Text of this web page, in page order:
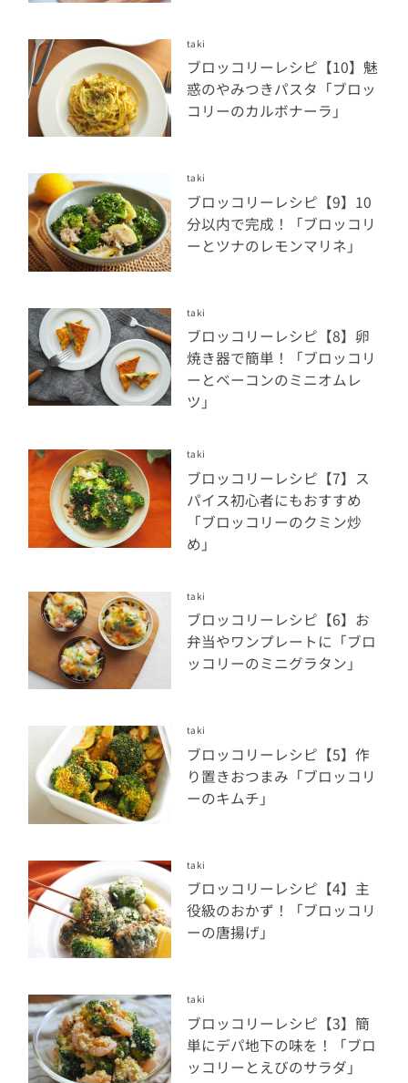
taki
ブロッコリーレシピ【10】魅
惑のやみつきパスタ「ブロッ
コリーのカルボナーラ」
taki
ブロッコリーレシピ【9】10
分以内で完成！「ブロッコリ
ーとツナのレモンマリネ」
taki
ブロッコリーレシピ【8】卵
焼き器で簡単！「ブロッコリ
ーとベーコンのミニオムレ
ツ」
taki
ブロッコリーレシピ【7】ス
パイス初心者にもおすすめ
「ブロッコリーのクミン炒
め」
taki
ブロッコリーレシピ【6】お
弁当やワンプレートに「ブロ
ッコリーのミニグラタン」
taki
ブロッコリーレシピ【5】作
り置きおつまみ「ブロッコリ
ーのキムチ」
taki
ブロッコリーレシピ【4】主
役級のおかず！「ブロッコリ
ーの唐揚げ」
taki
ブロッコリーレシピ【3】簡
単にデパ地下の味を！「ブロ
ッコリーとえびのサラダ」